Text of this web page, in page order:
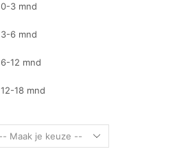
0-3 mnd
3-6 mnd
6-12 mnd
12-18 mnd